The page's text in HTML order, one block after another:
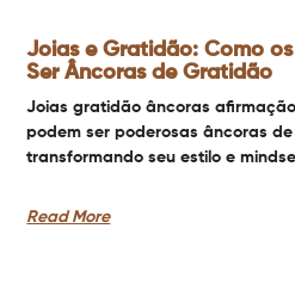
Joias e Gratidão: Como
Ser Âncoras de Gratidão
Joias gratidão âncoras
podem ser poderosas âncoras
transformando seu estilo e
Read More